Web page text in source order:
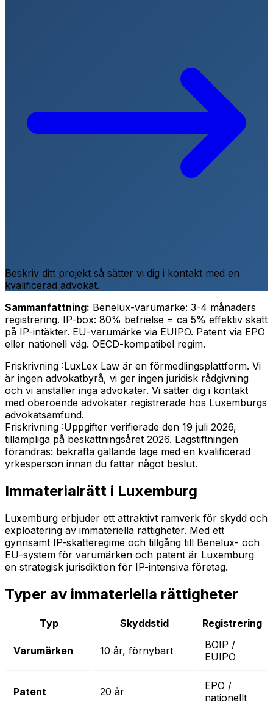
Beskriv ditt projekt så sätter vi dig i kontakt med en
kvalificerad advokat.
Sammanfattning: Benelux-varumärke: 3-4 månaders
registrering. IP-box: 80% befrielse = ca 5% effektiv skatt
på IP-intäkter. EU-varumärke via EUIPO. Patent via EPO
eller nationell väg. OECD-kompatibel regim.
Friskrivning :LuxLex Law är en förmedlingsplattform. Vi
är ingen advokatbyrå, vi ger ingen juridisk rådgivning
och vi anställer inga advokater. Vi sätter dig i kontakt
med oberoende advokater registrerade hos Luxemburgs
advokatsamfund.
Friskrivning :Uppgifter verifierade den 19 juli 2026,
tillämpliga på beskattningsåret 2026. Lagstiftningen
förändras: bekräfta gällande läge med en kvalificerad
yrkesperson innan du fattar något beslut.
Immaterialrätt i Luxemburg
Luxemburg erbjuder ett attraktivt ramverk för skydd och
exploatering av immateriella rättigheter. Med ett
gynnsamt IP-skatteregime och tillgång till Benelux- och
EU-system för varumärken och patent är Luxemburg
en strategisk jurisdiktion för IP-intensiva företag.
Typer av immateriella rättigheter
Typ Skyddstid Registrering
Varumärken 10 år, förnybart
BOIP /
EUIPO
Patent 20 år
EPO /
nationellt